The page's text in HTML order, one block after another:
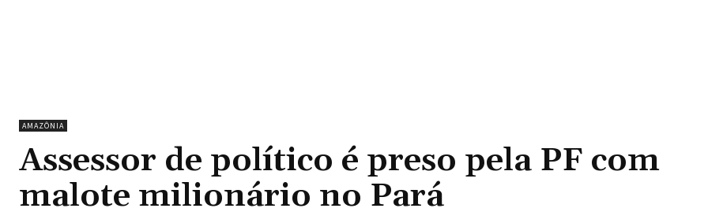
AMAZÔNIA
Assessor de político é preso pela PF com
malote milionário no Pará